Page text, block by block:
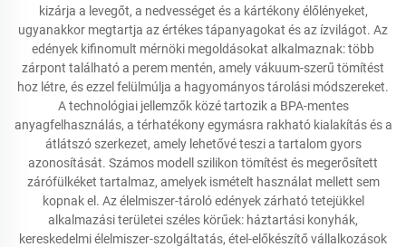
kizárja a levegőt, a nedvességet és a kártékony élőlényeket,
ugyanakkor megtartja az értékes tápanyagokat és az ízvilágot. Az
edények kifinomult mérnöki megoldásokat alkalmaznak: több
zárpont található a perem mentén, amely vákuum-szerű tömítést
hoz létre, és ezzel felülmúlja a hagyományos tárolási módszereket.
A technológiai jellemzők közé tartozik a BPA-mentes
anyagfelhasználás, a térhatékony egymásra rakható kialakítás és a
átlátszó szerkezet, amely lehetővé teszi a tartalom gyors
azonosítását. Számos modell szilikon tömítést és megerősített
zárófülkéket tartalmaz, amelyek ismételt használat mellett sem
kopnak el. Az élelmiszer-tároló edények zárható tetejükkel
alkalmazási területei széles körűek: háztartási konyhák,
kereskedelmi élelmiszer-szolgáltatás, étel-előkészítő vállalkozások